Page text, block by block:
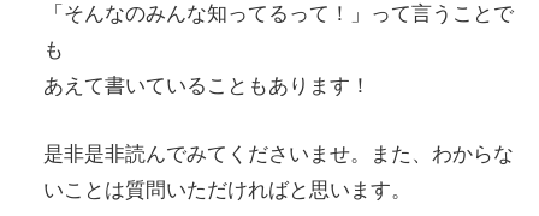
「そんなのみんな知ってるって！」って言うことで
も
あえて書いていることもあります！
是非是非読んでみてくださいませ。また、わからな
いことは質問いただければと思います。